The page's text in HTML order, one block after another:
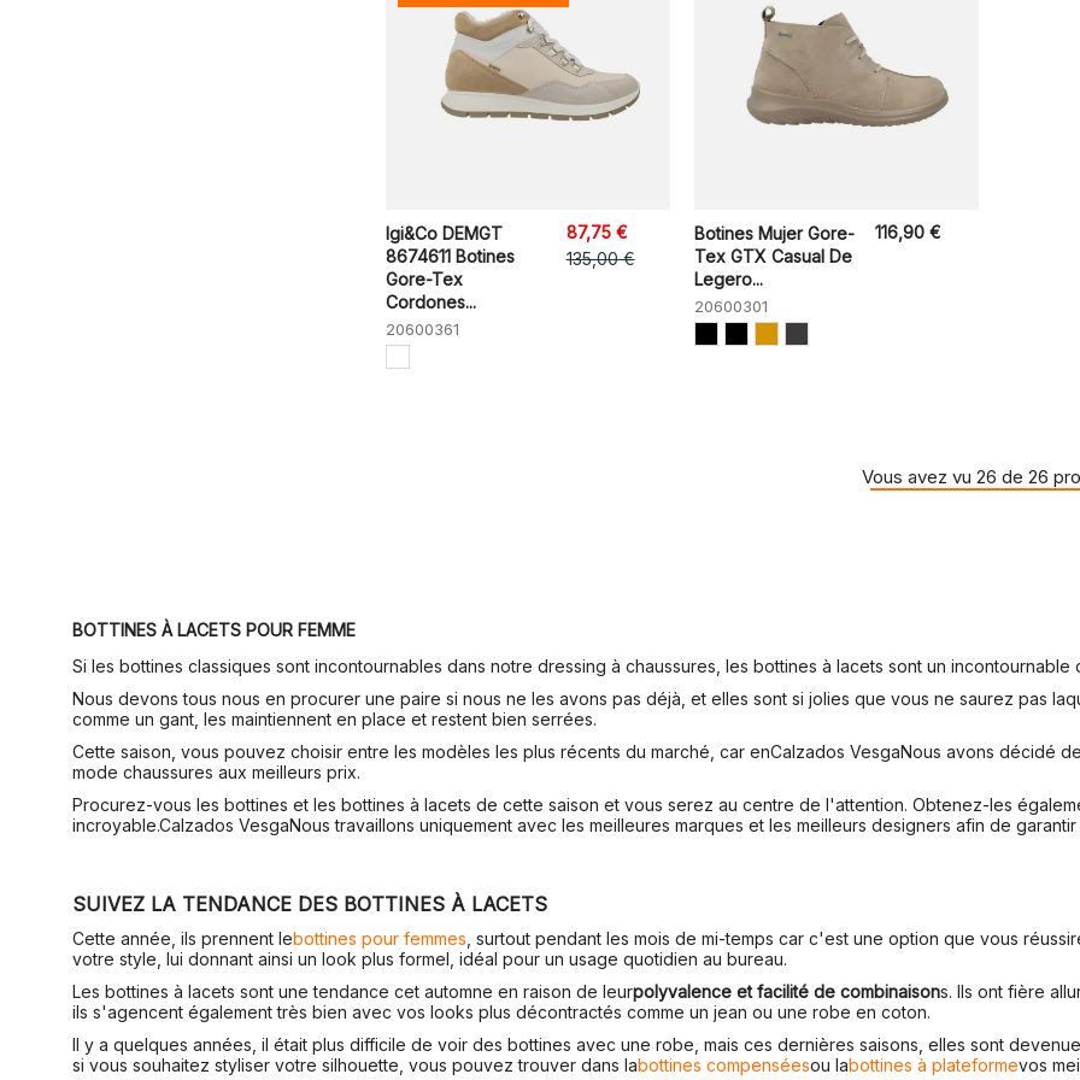
Igi&Co DEMGT
8674611 Botines
Gore-Tex
Cordones...
20600361
87,75 €
135,00 €
Botines Mujer Gore-
Tex GTX Casual De
Legero...
20600301
116,90 €
Vous avez vu 26 de 26
BOTTINES À LACETS POUR FEMME
Si les bottines classiques sont incontournables dans notre dressing à chaussures, les bottines à lacets sont un incontournable
Nous devons tous nous en procurer une paire si nous ne les avons pas déjà, et elles sont si jolies que vous ne saurez pas
comme un gant, les maintiennent en place et restent bien serrées.
Cette saison, vous pouvez choisir entre les modèles les plus récents du marché, car enCalzados VesgaNous avons décidé
mode chaussures aux meilleurs prix.
Procurez-vous les bottines et les bottines à lacets de cette saison et vous serez au centre de l'attention. Obtenez-les
incroyable.Calzados VesgaNous travaillons uniquement avec les meilleures marques et les meilleurs designers afin de
SUIVEZ LA TENDANCE DES BOTTINES À LACETS
Cette année, ils prennent lebottines pour femmes, surtout pendant les mois de mi-temps car c'est une option que vous
votre style, lui donnant ainsi un look plus formel, idéal pour un usage quotidien au bureau.
Les bottines à lacets sont une tendance cet automne en raison de leurpolyvalence et facilité de combinaisons. Ils ont fière
ils s'agencent également très bien avec vos looks plus décontractés comme un jean ou une robe en coton.
Il y a quelques années, il était plus difficile de voir des bottines avec une robe, mais ces dernières saisons, elles sont
si vous souhaitez styliser votre silhouette, vous pouvez trouver dans labottines compenséesou labottines à plateformevos